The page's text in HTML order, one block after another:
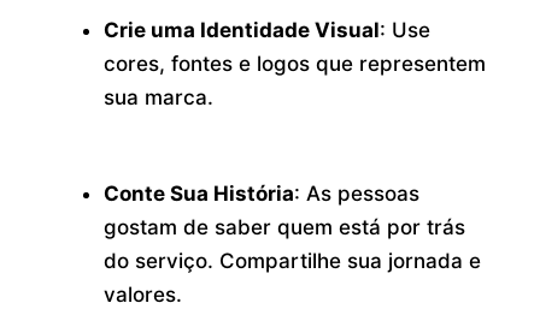
Crie uma Identidade Visual: Use
cores, fontes e logos que representem
sua marca.
Conte Sua História: As pessoas
gostam de saber quem está por trás
do serviço. Compartilhe sua jornada e
valores.